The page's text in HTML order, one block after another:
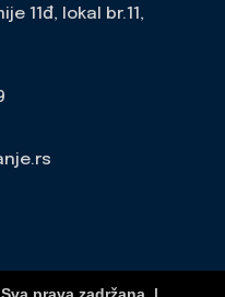
11đ, lokal br.11,
prava zadržana. |